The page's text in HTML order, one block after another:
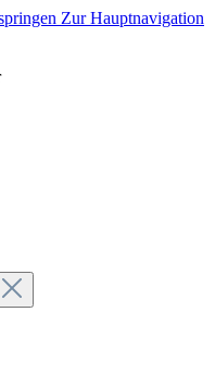
Zur Hauptnavigation